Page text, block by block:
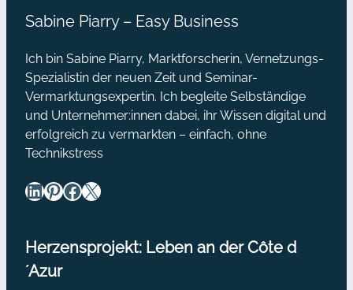
zuverlässig
einstufen
[Podcast]
Sabine Piarry – Easy Business
Ich bin Sabine Piarry, Marktforscherin, Vernetzungs-
Spezialistin der neuen Zeit und Seminar-
Vermarktungsexpertin. Ich begleite Selbständige
und Unternehmer:innen dabei, ihr Wissen digital und
erfolgreich zu vermarkten – einfach, ohne
Technikstress
LinkedIn Pinterest Facebook X
Herzensprojekt: Leben an der Côte d
´Azur